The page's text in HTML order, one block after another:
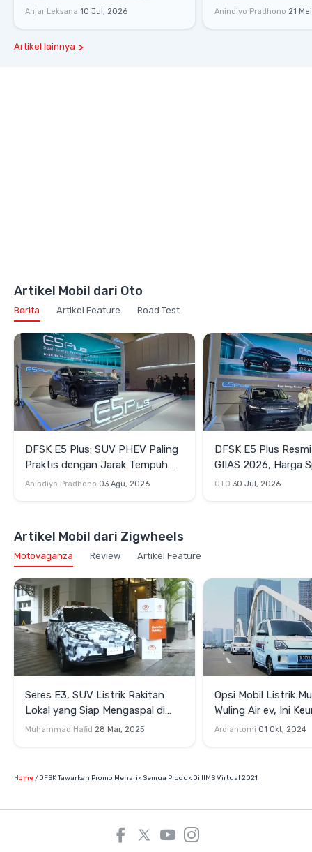
Sadair's Spear Ukuran Asli Sukses
Anjar Leksana 10 Jul, 2026
Senayan, Hadirkan
Anindiyo Pradhono 21
Artikel lainnya
Artikel Mobil dari Oto
Berita Artikel Feature Road Test
DFSK E5 Plus: SUV PHEV Paling
Praktis dengan Jarak Tempuh
1.400 Km, Pilihan Value Terbaik di
Anindiyo Pradhono 03 Agu, 2026
DFSK E5 Plus
GIIAS 2026, Harga
Peluncuran Mulai
OTO 30 Jul, 2026
Artikel Mobil dari Zigwheels
Motovaganza Review Artikel Feature
Seres E3, SUV Listrik Rakitan
Lokal yang Siap Mengaspal di
Indonesia 2025
Muhammad Hafid 28 Mar, 2025
Opsi Mobil Listrik
Wuling Air ev, Ini
Seres E1
Ardiantomi 01 Okt, 2024
Home DFSK Tawarkan Promo Menarik Semua Produk Di IIMS Virtual 2021